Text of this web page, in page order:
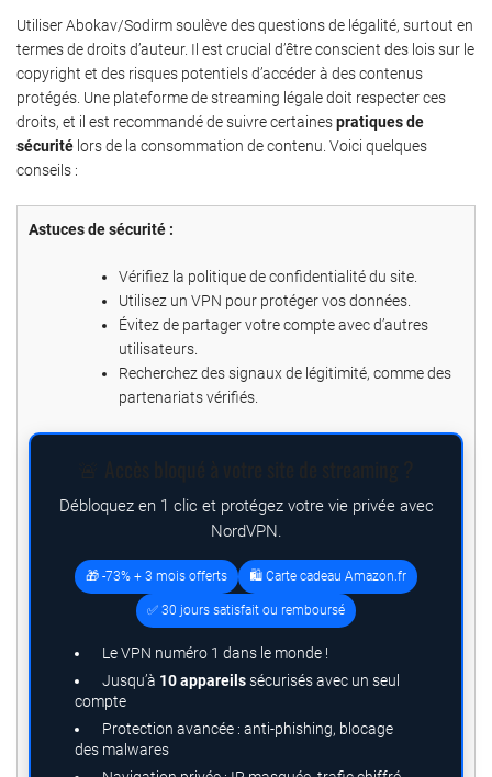
Utiliser Abokav/Sodirm soulève des questions de légalité, surtout en
termes de droits d’auteur. Il est crucial d’être conscient des lois sur le
copyright et des risques potentiels d’accéder à des contenus
protégés. Une plateforme de streaming légale doit respecter ces
droits, et il est recommandé de suivre certainespratiques de
sécurité lors de la consommation de contenu. Voici quelques
conseils :
Astuces de sécurité :
Vérifiez la politique de confidentialité du site.
Utilisez un VPN pour protéger vos données.
Évitez de partager votre compte avec d’autres
utilisateurs.
Recherchez des signaux de légitimité, comme des
partenariats vérifiés.
Débloquez en 1 clic et protégez votre vie privée avec
NordVPN.
🎁 -73% + 3 mois offerts 🛍️ Carte cadeau Amazon.fr
✅ 30 jours satisfait ou remboursé
Le VPN numéro 1 dans le monde !
Jusqu’à 10 appareilssécurisés avec un seul
compte
Protection avancée : anti-phishing, blocage
des malwares